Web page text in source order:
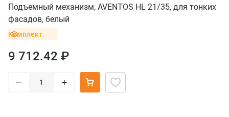
Подъемный механизм, AVENTOS HL 21/35, для тонких
фасадов, белый
Комплект
9 712.42 ₽
– +